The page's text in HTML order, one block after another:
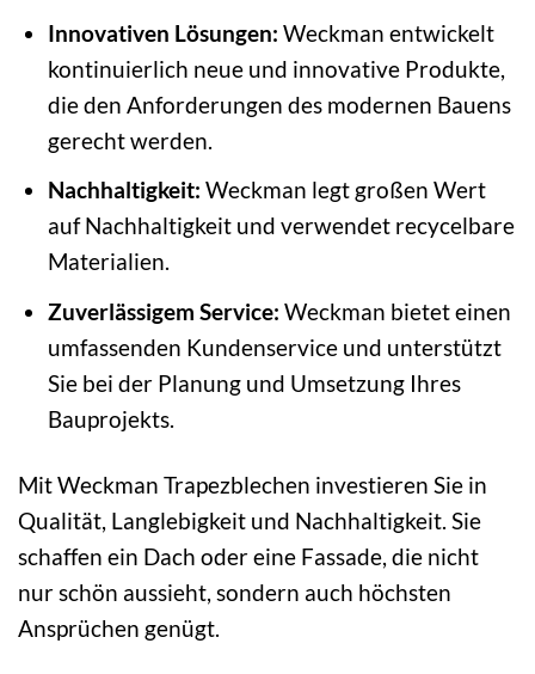
Innovativen Lösungen: Weckman entwickelt
kontinuierlich neue und innovative Produkte,
die den Anforderungen des modernen Bauens
gerecht werden.
Nachhaltigkeit: Weckman legt großen Wert
auf Nachhaltigkeit und verwendet recycelbare
Materialien.
Zuverlässigem Service: Weckman bietet einen
umfassenden Kundenservice und unterstützt
Sie bei der Planung und Umsetzung Ihres
Bauprojekts.
Mit Weckman Trapezblechen investieren Sie in
Qualität, Langlebigkeit und Nachhaltigkeit. Sie
schaffen ein Dach oder eine Fassade, die nicht
nur schön aussieht, sondern auch höchsten
Ansprüchen genügt.